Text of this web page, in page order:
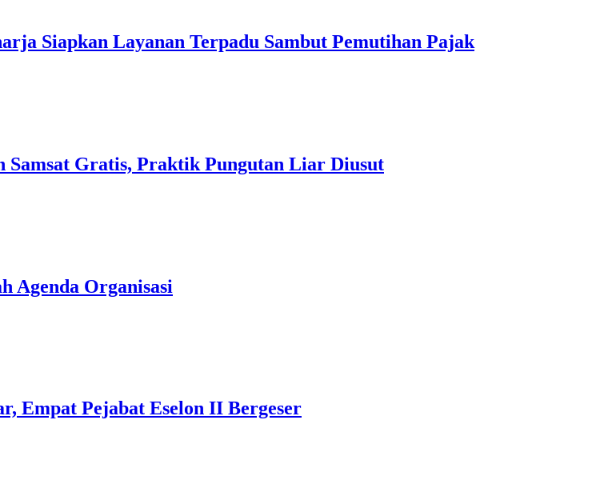
Siapkan Layanan Terpadu Sambut Pemutihan Pajak
Gratis, Praktik Pungutan Liar Diusut
Agenda Organisasi
Empat Pejabat Eselon II Bergeser